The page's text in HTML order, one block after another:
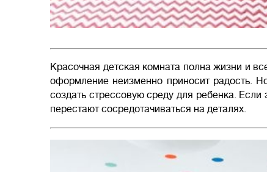
Красочная детская комната полна жизни и
оформление неизменно приносит радость.
создать стрессовую среду для ребенка.
перестают сосредотачиваться на деталях.